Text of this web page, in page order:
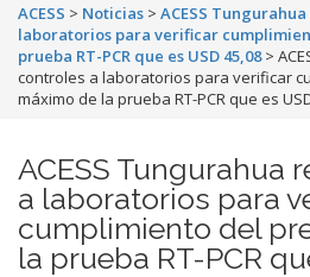
ACESS > Noticias > ACESS
laboratorios para verificar
prueba RT-PCR que es USD 45,08>
controles a laboratorios para verificar
máximo de la prueba RT-PCR que es
ACESS Tungurahua
a laboratorios para
cumplimiento del
la prueba RT-PCR